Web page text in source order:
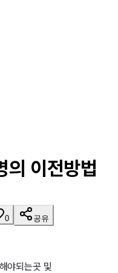
의 이전방법
0 공유
야되는곳 및